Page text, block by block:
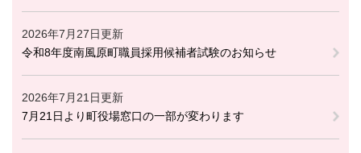
2026年7月27日更新
令和8年度南風原町職員採用候補者試験のお知らせ
2026年7月21日更新
7月21日より町役場窓口の一部が変わります